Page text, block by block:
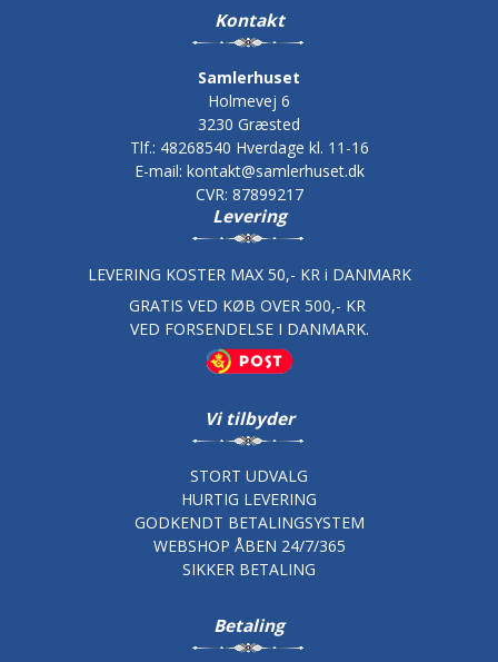
Kontakt
Samlerhuset
Holmevej 6
3230 Græsted
Tlf.: 48268540 Hverdage kl. 11-16
E-mail: kontakt@samlerhuset.dk
CVR: 87899217
Levering
LEVERING KOSTER MAX 50,- KR i DANMARK
GRATIS VED KØB OVER 500,- KR
VED FORSENDELSE I DANMARK.
Vi tilbyder
STORT UDVALG
HURTIG LEVERING
GODKENDT BETALINGSYSTEM
WEBSHOP ÅBEN 24/7/365
SIKKER BETALING
Betaling